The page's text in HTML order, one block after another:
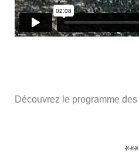
Découvrez le programme des
***